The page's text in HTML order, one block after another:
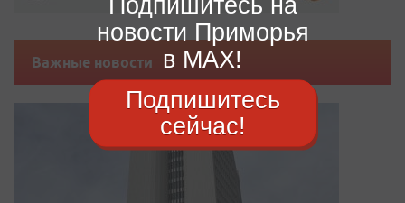
Важные новости
новости Приморья
в MAX!
Подпишитесь
сейчас!